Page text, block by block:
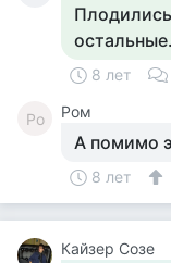
остальные.
8 лет
Ро Ром
А помимо
8 лет
Кайзер Созе